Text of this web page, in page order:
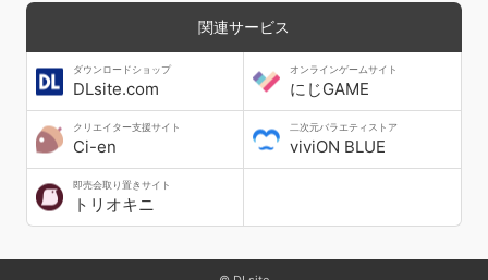
関連サービス
ダウンロードショップ
DLsite.com
オンラインゲームサイト
にじGAME
クリエイター支援サイト
Ci-en
二次元バラエティストア
viviON BLUE
即売会取り置きサイト
トリオキニ